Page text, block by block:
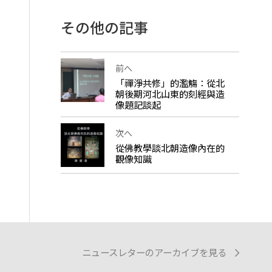
その他の記事
前へ
「禪淨共修」的濫觴：從北
朝後期河北山東的刻經與造
像題記談起
次へ
從佛教學談北朝造像內在的
觀像知識
ニュースレターのアーカイブを見る